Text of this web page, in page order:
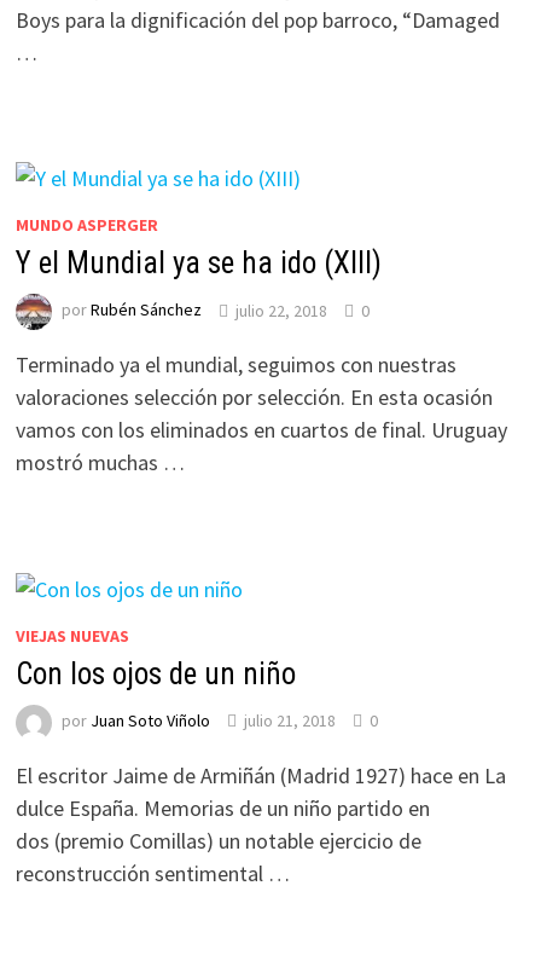
Boys para la dignificación del pop barroco, “Damaged
…
MUNDO ASPERGER
Y el Mundial ya se ha ido (XIII)
porRubén Sánchez julio 22, 2018 0
Terminado ya el mundial, seguimos con nuestras
valoraciones selección por selección. En esta ocasión
vamos con los eliminados en cuartos de final. Uruguay
mostró muchas …
VIEJAS NUEVAS
Con los ojos de un niño
por Juan Soto Viñolo julio 21, 2018 0
El escritor Jaime de Armiñán (Madrid 1927) hace en La
dulce España. Memorias de un niño partido en
dos (premio Comillas) un notable ejercicio de
reconstrucción sentimental …